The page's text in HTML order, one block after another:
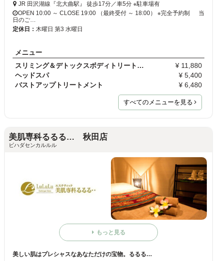
JR 田沢湖線『北大曲駅』 徒歩17分／車5分 ※駐車場有
OPEN 10:00 ～ CLOSE 19:00 （最終受付 ～ 18:00） ※完全予約制 当
日のご…
定休日： 木曜日 第3 水曜日
メニュー
スリミング＆デトックスボディトリートメント・全身
¥ 11,880
ヘッドスパ
¥ 5,400
バストアップトリートメント
¥ 6,480
すべてのメニューを見る
美肌専科るるる… 秋田店
ビハダセンカルルル
もっと見る
美しい肌はプレシャスなあなただけの宝物。るるる…